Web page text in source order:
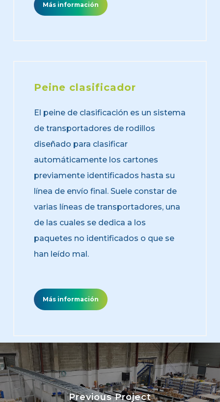
Más información
Peine clasificador
El peine de clasificación es un sistema
de transportadores de rodillos
diseñado para clasificar
automáticamente los cartones
previamente identificados hasta su
línea de envío final. Suele constar de
varias líneas de transportadores, una
de las cuales se dedica a los
paquetes no identificados o que se
han leído mal.
Más información
Previous Project